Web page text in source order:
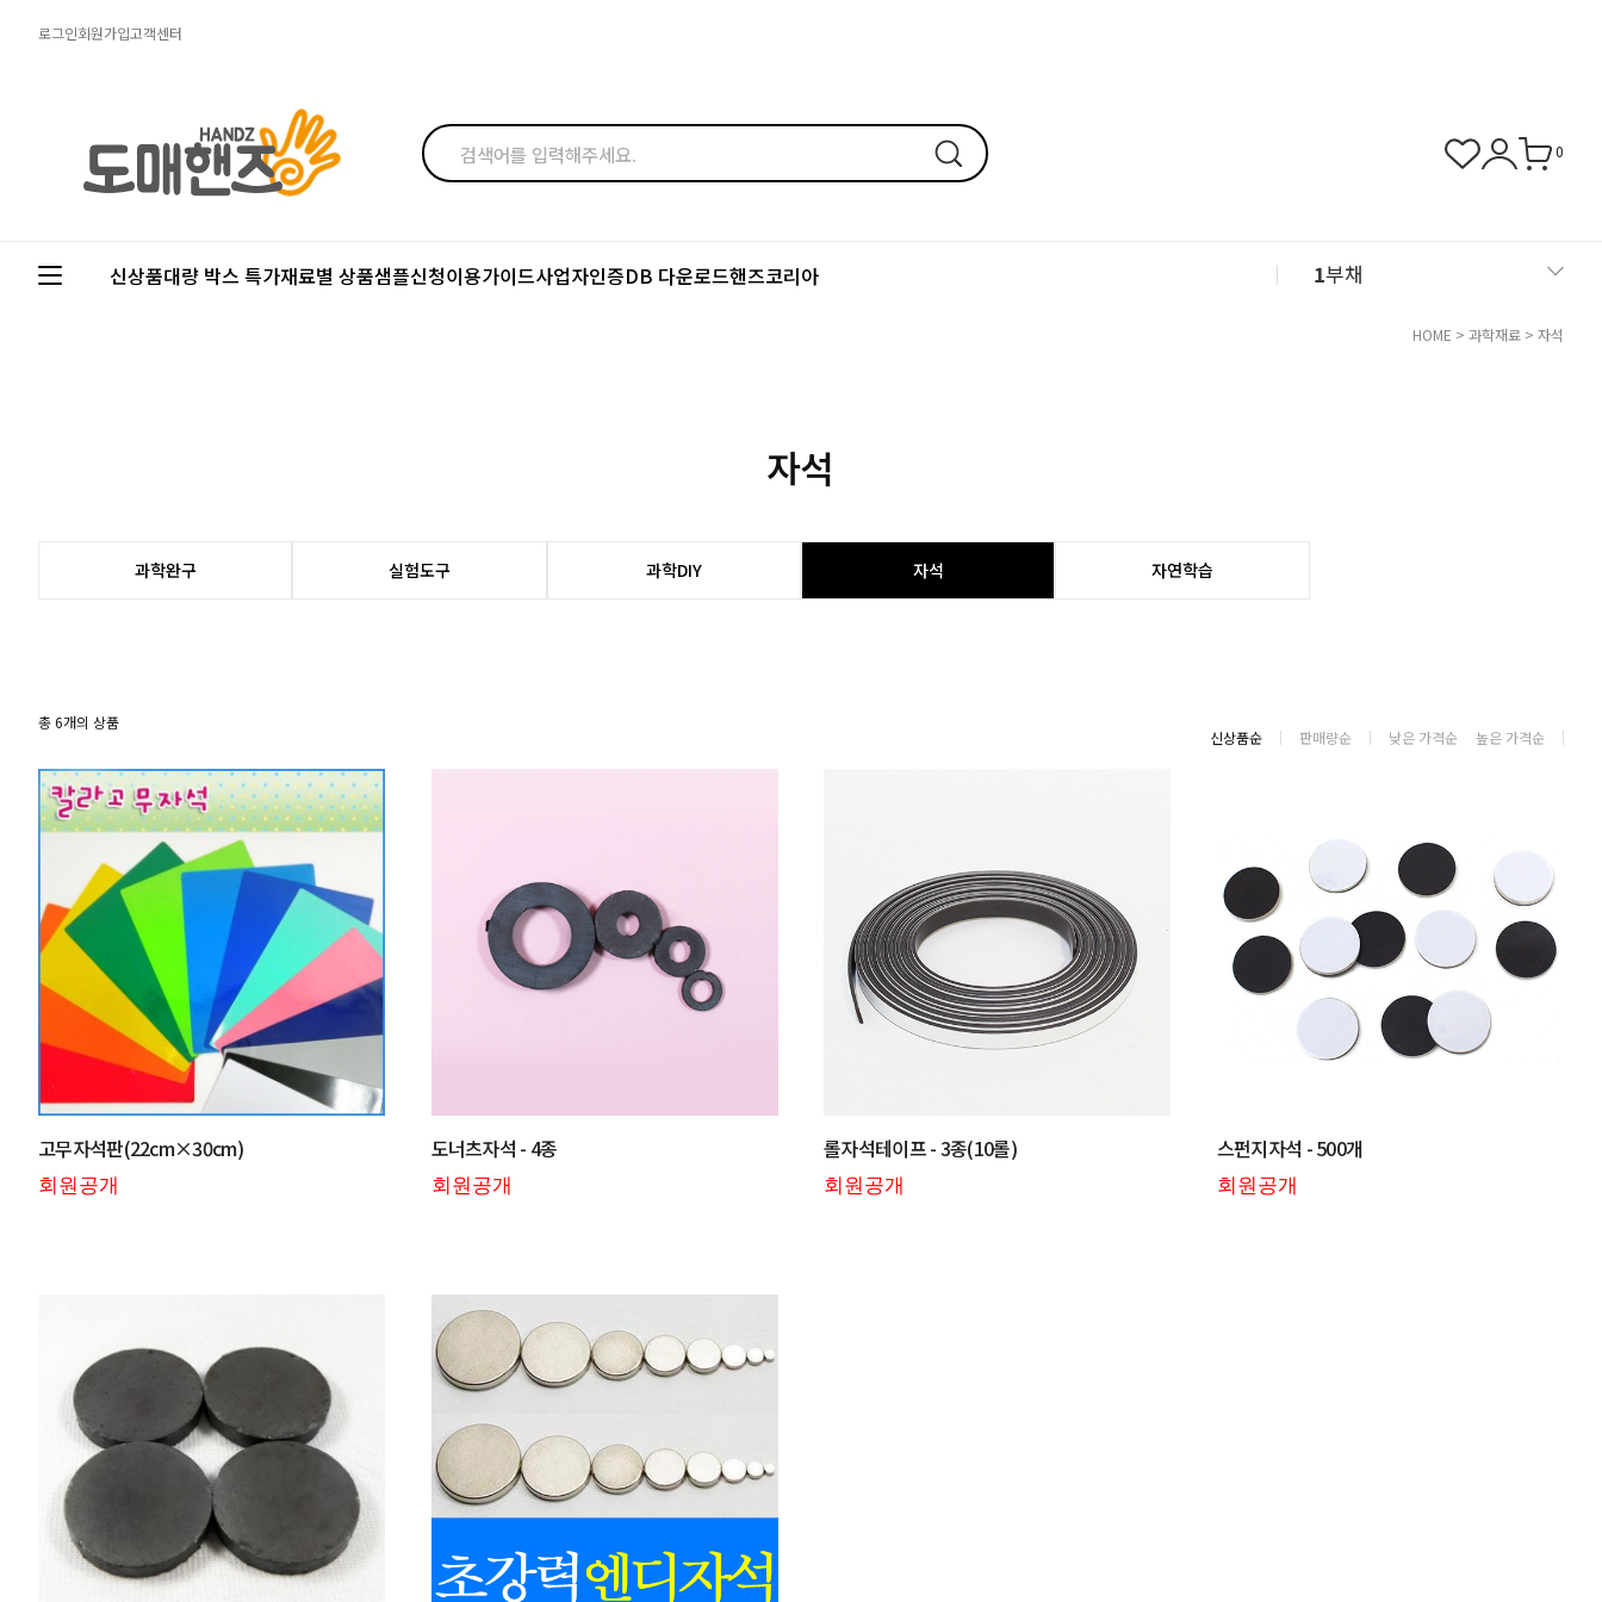
로그인회원가입고객센터
0
신상품대량 박스 특가재료별 상품샘플신청이용가이드사업자인증DB 다운로드핸즈코리아 1부채
HOME > 과학재료 > 자석
자석
과학완구 실험도구 과학DIY 자석 자연학습
총6개의 상품
신상품순 판매량순 낮은 가격순 높은 가격순
고무자석판(22cm×30cm)
회원공개
도너츠자석 - 4종
회원공개
롤자석테이프 - 3종(10롤)
회원공개
스펀지자석 - 500개
회원공개